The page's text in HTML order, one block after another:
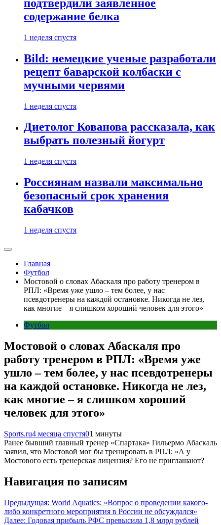
подтвердили заявленное
содержание белка
1 неделя спустя
Bild: немецкие ученые разработали
рецепт баварской колбаски с
мучными червями
1 неделя спустя
Диетолог Кованова рассказала, как
выбрать полезный йогурт
1 неделя спустя
Россиянам назвали максимально
безопасный срок хранения
кабачков
1 неделя спустя
Главная
Футбол
Мостовой о словах Абаскаля про работу тренером в
РПЛ: «Время уже ушло – тем более, у нас
псевдотренеры на каждой остановке. Никогда не лез,
как многие – я слишком хороший человек для этого»
Футбол
Мостовой о словах Абаскаля про
работу тренером в РПЛ: «Время уже
ушло – тем более, у нас псевдотренеры
на каждой остановке. Никогда не лез,
как многие – я слишком хороший
человек для этого»
Sports.ru4 месяца спустя01 минуты
Ранее бывший главный тренер «Спартака» Гильермо Абаскаль
заявил, что Мостовой мог бы тренировать в РПЛ: «А у
Мостового есть тренерская лицензия? Его не приглашают?
Навигация по записям
Предыдущая: World Aquatics: «Вопрос о проведении какого-
либо конкретного мероприятия в России не обсуждался»
Далее: Годовая прибыль РФС превысила 1,8 млрд рублей